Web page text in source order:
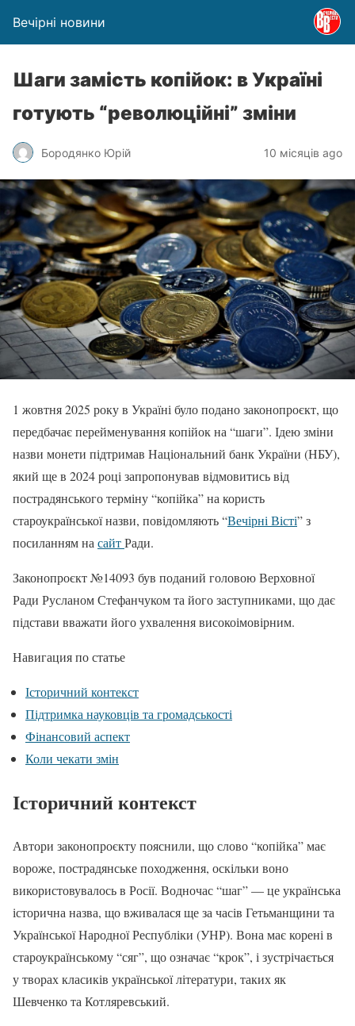
Вечірні новини
Шаги замість копійок: в Україні
готують “революційні” зміни
Бородянко Юрій 10 місяців ago
1 жовтня 2025 року в Україні було подано законопроєкт, що
передбачає перейменування копійок на “шаги”. Ідею зміни
назви монети підтримав Національний банк України (НБУ),
який ще в 2024 році запропонував відмовитись від
пострадянського терміну “копійка” на користь
староукраїнської назви, повідомляють “Вечірні Вісті” з
посиланням на сайтРади.
Законопроєкт №14093 був поданий головою Верховної
Ради Русланом Стефанчуком та його заступниками, що дає
підстави вважати його ухвалення високоімовірним.
Навигация по статье
Історичний контекст
Підтримка науковців та громадськості
Фінансовий аспект
Коли чекати змін
Історичний контекст
Автори законопроєкту пояснили, що слово “копійка” має
вороже, пострадянське походження, оскільки воно
використовувалось в Росії. Водночас “шаг” — це українська
історична назва, що вживалася ще за часів Гетьманщини та
Української Народної Республіки (УНР). Вона має корені в
староукраїнському “сяг”, що означає “крок”, і зустрічається
у творах класиків української літератури, таких як
Шевченко та Котляревський.